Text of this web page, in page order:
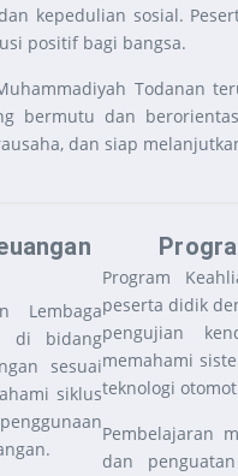
kepedulian sosial.
positif bagi bangsa.
Todanan
bermutu dan
dan siap
Lembaga
di bidang
sesuai
siklus
Program
peserta didik
pengujian
memahami
teknologi
Pembelajaran
dan